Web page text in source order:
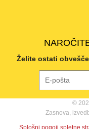
Želite ostati
©
Zasnova,
Splošni pogoji spletne